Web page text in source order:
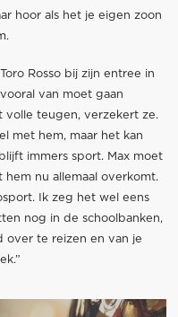
hoor als het je eigen zoon
Rosso bij zijn entree in
van moet gaan
volle teugen, verzekert ze.
met hem, maar het kan
immers sport. Max moet
nu allemaal overkomt.
Ik zeg het wel eens
nog in de schoolbanken,
over te reizen en van je